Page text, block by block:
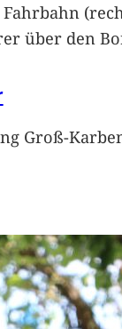
über den
Groß-